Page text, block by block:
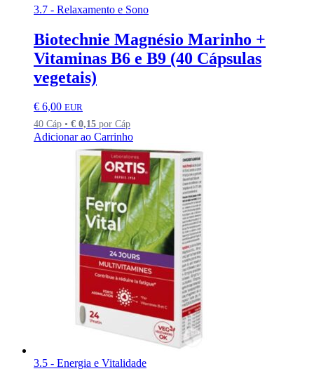
3.7 - Relaxamento e Sono
Biotechnie Magnésio Marinho +
Vitaminas B6 e B9 (40 Cápsulas
vegetais)
€ 6,00 EUR
40 Cáp • € 0,15 por Cáp
Adicionar ao Carrinho
3.5 - Energia e Vitalidade